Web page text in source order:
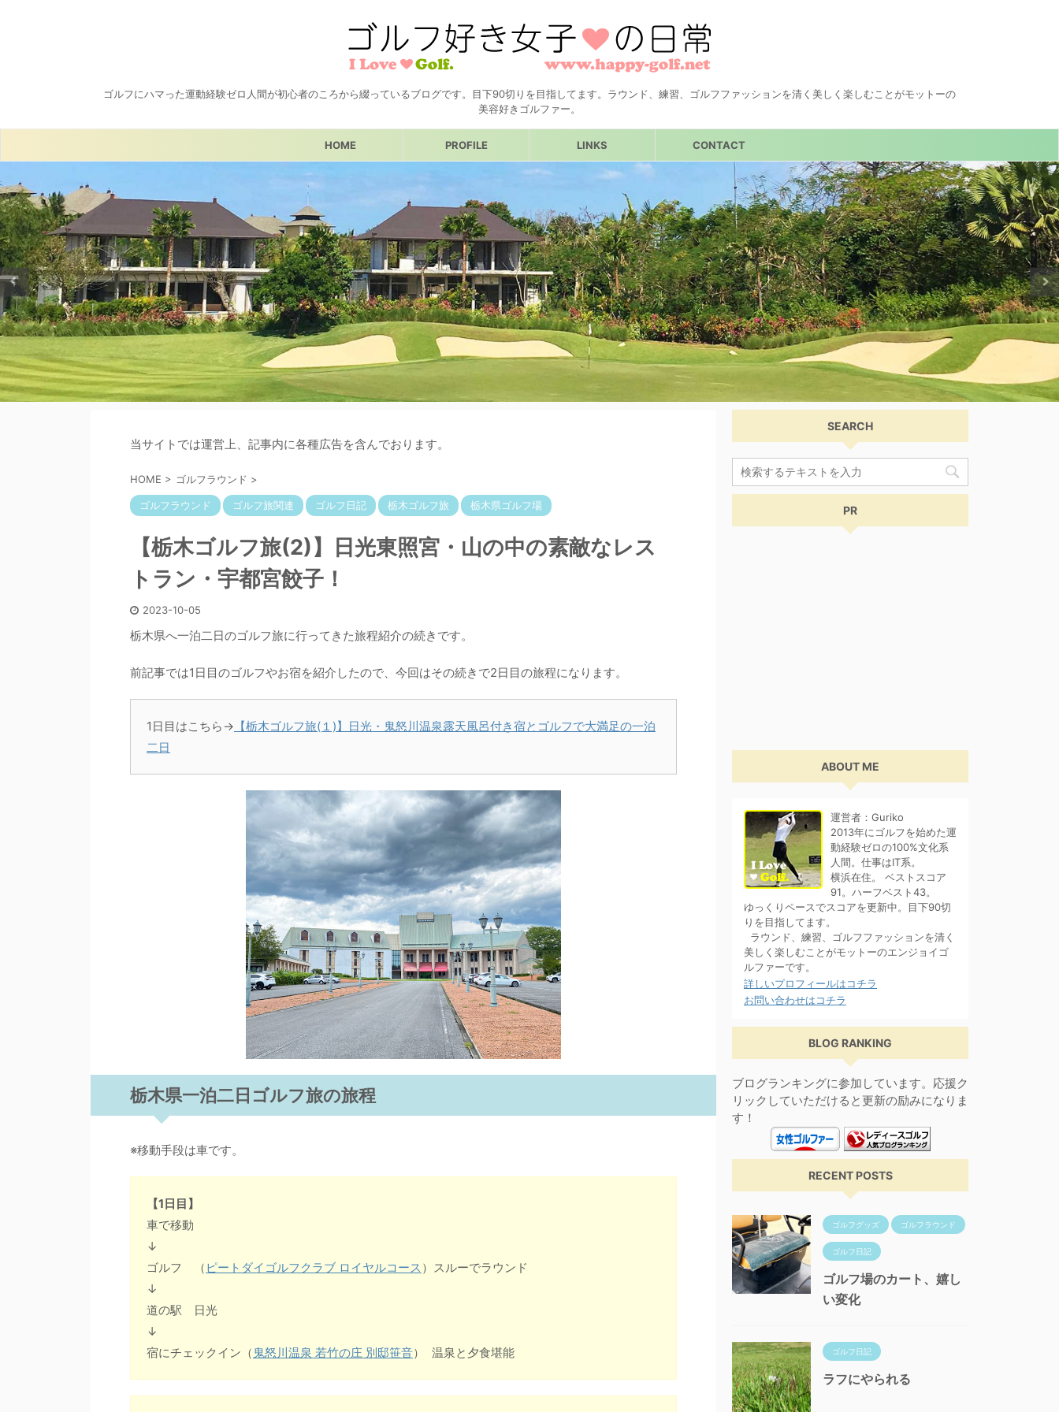
ゴルフにハマった運動経験ゼロ人間が初心者のころから綴っているブログです。目下90切りを目指してます。ラウンド、練習、ゴルフファッションを清く美しく楽しむことがモットーの
美容好きゴルファー。
HOME PROFILE LINKS CONTACT
当サイトでは運営上、記事内に各種広告を含んでおります。
HOME > ゴルフラウンド >
ゴルフラウンド ゴルフ旅関連 ゴルフ日記 栃木ゴルフ旅 栃木県ゴルフ場
【栃木ゴルフ旅(2)】日光東照宮・山の中の素敵なレス
トラン・宇都宮餃子！
2023-10-05
栃木県へ一泊二日のゴルフ旅に行ってきた旅程紹介の続きです。
前記事では1日目のゴルフやお宿を紹介したので、今回はその続きで2日目の旅程になります。
1日目はこちら→ 【栃木ゴルフ旅(１)】日光・鬼怒川温泉露天風呂付き宿とゴルフで大満足の一泊
二日
栃木県一泊二日ゴルフ旅の旅程
※移動手段は車です。
【1日目】
車で移動
↓
ゴルフ （ ピートダイゴルフクラブ ロイヤルコース ）スルーでラウンド
↓
道の駅 日光
↓
宿にチェックイン（ 鬼怒川温泉 若竹の庄 別邸笹音） 温泉と夕食堪能
SEARCH
PR
ABOUT ME
運営者：Guriko
2013年にゴルフを始めた運
動経験ゼロの100%文化系
人間。仕事はIT系。
横浜在住。 ベストスコア
91。ハーフベスト43。
ゆっくりペースでスコアを更新中。目下90切
りを目指してます。
ラウンド、練習、ゴルフファッションを清く
美しく楽しむことがモットーのエンジョイゴ
ルファーです。
詳しいプロフィールはコチラ
お問い合わせはコチラ
BLOG RANKING
ブログランキングに参加しています。応援ク
リックしていただけると更新の励みになりま
す！
RECENT POSTS
ゴルフグッズ ゴルフラウンド
ゴルフ日記
ゴルフ場のカート、嬉し
い変化
ゴルフ日記
ラフにやられる